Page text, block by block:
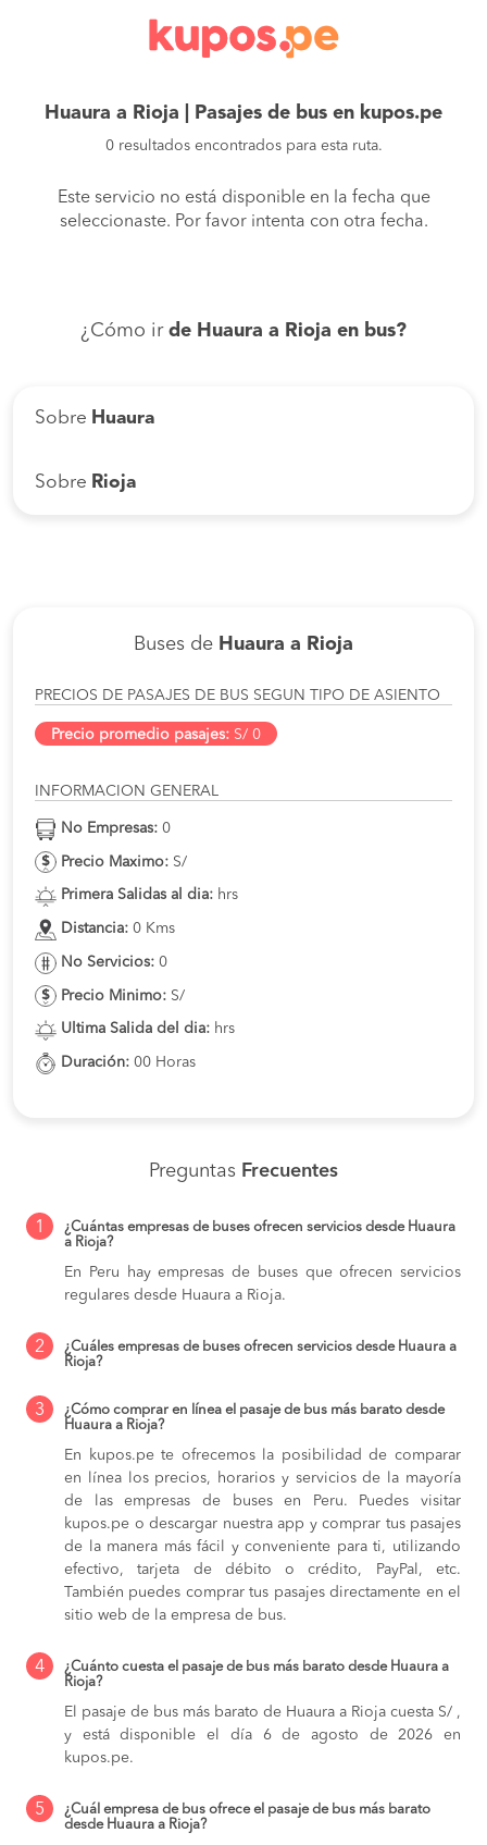
Huaura a Rioja | Pasajes de bus en kupos.pe
0 resultados encontrados para esta ruta.
Este servicio no está disponible en la fecha que
seleccionaste. Por favor intenta con otra fecha.
¿Cómo ir de Huaura a Rioja en bus?
Sobre Huaura
Sobre Rioja
Buses de Huaura a Rioja
PRECIOS DE PASAJES DE BUS SEGUN TIPO DE ASIENTO
Precio promedio pasajes: S/ 0
INFORMACION GENERAL
No Empresas: 0
Precio Maximo: S/
Primera Salidas al dia: hrs
Distancia: 0 Kms
No Servicios: 0
Precio Minimo: S/
Ultima Salida del dia: hrs
Duración: 00 Horas
Preguntas Frecuentes
1
¿Cuántas empresas de buses ofrecen servicios desde Huaura
a Rioja?
En Peru hay empresas de buses que ofrecen servicios
regulares desde Huaura a Rioja.
2
¿Cuáles empresas de buses ofrecen servicios desde Huaura a
Rioja?
3
¿Cómo comprar en línea el pasaje de bus más barato desde
Huaura a Rioja?
En kupos.pe te ofrecemos la posibilidad de comparar
en línea los precios, horarios y servicios de la mayoría
de las empresas de buses en Peru. Puedes visitar
kupos.pe o descargar nuestra app y comprar tus pasajes
de la manera más fácil y conveniente para ti, utilizando
efectivo, tarjeta de débito o crédito, PayPal, etc.
También puedes comprar tus pasajes directamente en el
sitio web de la empresa de bus.
4
¿Cuánto cuesta el pasaje de bus más barato desde Huaura a
Rioja?
El pasaje de bus más barato de Huaura a Rioja cuesta S/ ,
y está disponible el día 6 de agosto de 2026 en
kupos.pe.
5
¿Cuál empresa de bus ofrece el pasaje de bus más barato
desde Huaura a Rioja?